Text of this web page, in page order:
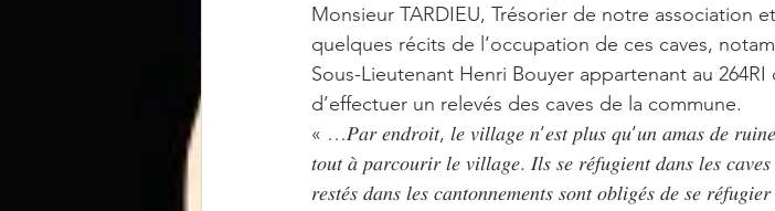
Monsieur TARDIEU, Trésorier de notre association
quelques récits de l’occupation de ces caves,
Sous-Lieutenant Henri Bouyer appartenant au
d’effectuer un relevés des caves de la commune.
« …𝑃𝑎𝑟 𝑒𝑛𝑑𝑟𝑜𝑖𝑡, 𝑙𝑒 𝑣𝑖𝑙𝑙𝑎𝑔𝑒 𝑛’𝑒𝑠𝑡 𝑝𝑙𝑢𝑠 𝑞𝑢’𝑢𝑛 𝑎𝑚𝑎𝑠 𝑑𝑒
𝑡𝑜𝑢𝑡 𝑎̀ 𝑝𝑎𝑟𝑐𝑜𝑢𝑟𝑖𝑟 𝑙𝑒 𝑣𝑖𝑙𝑙𝑎𝑔𝑒. 𝐼𝑙𝑠 𝑠𝑒 𝑟𝑒́𝑓𝑢𝑔𝑖𝑒𝑛𝑡 𝑑𝑎𝑛𝑠 𝑙𝑒𝑠
𝑟𝑒𝑠𝑡𝑒́𝑠 𝑑𝑎𝑛𝑠 𝑙𝑒𝑠 𝑐𝑎𝑛𝑡𝑜𝑛𝑛𝑒𝑚𝑒𝑛𝑡𝑠 𝑠𝑜𝑛𝑡 𝑜𝑏𝑙𝑖𝑔𝑒́𝑠 𝑑𝑒 𝑠𝑒